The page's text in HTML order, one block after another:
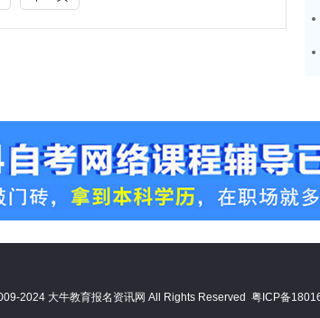
2024 大牛教育报名资讯网 All Rights Reserved 粤ICP备